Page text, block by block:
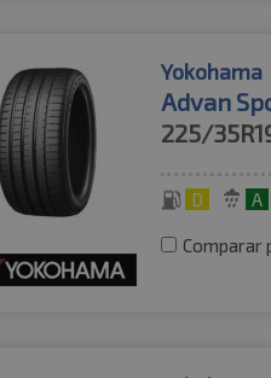
Yokohama
Advan
225/
D A
Comparar